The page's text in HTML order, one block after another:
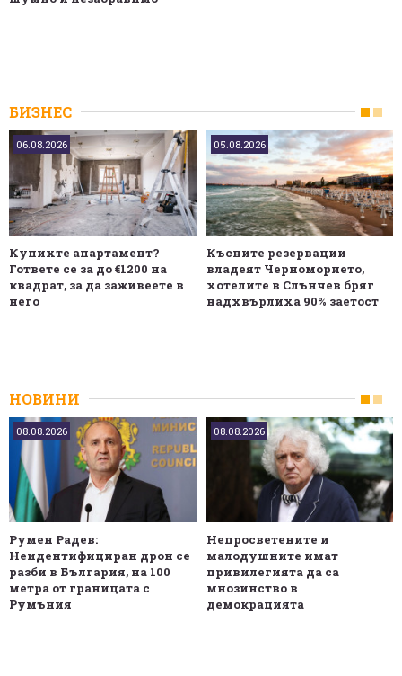
БИЗНЕС
06.08.2026
Купихте апартамент?
Гответе се за до €1200 на
квадрат, за да заживеете в
него
05.08.2026
Късните резервации
владеят Черноморието,
хотелите в Слънчев бряг
надхвърлиха 90% заетост
НОВИНИ
08.08.2026
Румен Радев:
Неидентифициран дрон се
разби в България, на 100
метра от границата с
Румъния
08.08.2026
Непросветените и
малодушните имат
привилегията да са
мнозинство в
демокрацията